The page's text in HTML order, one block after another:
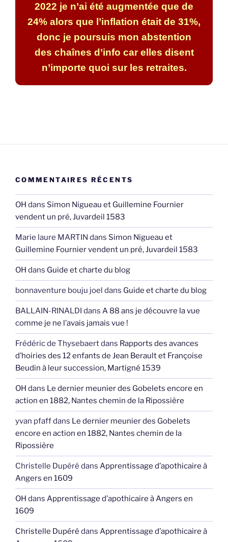
2022 je n’ai été augmentée que de
24% alors que l’inflation était de 31%,
donc je poursuis mon abstention
des chaînes d’info car elles disent
n’importe quoi sur les retraites.
COMMENTAIRES RÉCENTS
OH dans Simon Nigueau et Guillemine Fournier
vendent un pré, Juvardeil 1583
Marie laure MARTIN dans Simon Nigueau et
Guillemine Fournier vendent un pré, Juvardeil 1583
OH dans Guide et charte du blog
bonnaventure bouju joel dans Guide et charte du blog
BALLAIN-RINALDI dans A 88 ans je découvre la vue
comme je ne l’avais jamais vue !
Frédéric de Thysebaertdans Rapports des avances
d’hoiries des 12 enfants de Jean Berault et Françoise
Beudin à leur succession, Martigné 1539
OH dans Le dernier meunier des Gobelets encore en
action en 1882, Nantes chemin de la Ripossière
yvan pfaffdans Le dernier meunier des Gobelets
encore en action en 1882, Nantes chemin de la
Ripossière
Christelle Dupéré dans Apprentissage d’apothicaire à
Angers en 1609
OH dans Apprentissage d’apothicaire à Angers en
1609
Christelle Dupéré dans Apprentissage d’apothicaire à